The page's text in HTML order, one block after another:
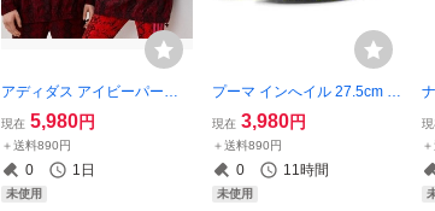
アディダス アイビーパーク
ハーフジップ ウインドブレ
ーカー Oサイズ 定価20000円
スネークスキン レッド/ブラ
ック IVY PARK ユニセックス
現在 5,980円
＋送料890円
0 1日
未使用
プーマ インへイル 27.5cm 定
価16500円 パープル/イエロ
ー ムラサキ 黄色 INHALE ス
ニーカー
現在 3,980円
＋送料890円
0 11時間
未使用